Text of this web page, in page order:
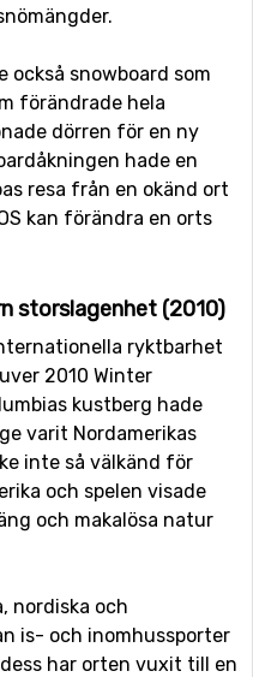
också snowboard som
förändrade hela
dörren för en ny
hade en
resa från en okänd ort
kan förändra en orts
storslagenhet (2010)
ryktbarhet
2010 Winter
kustberg hade
varit Nordamerikas
inte så välkänd för
och spelen visade
och makalösa natur
nordiska och
is- och inomhussporter
har orten vuxit till en